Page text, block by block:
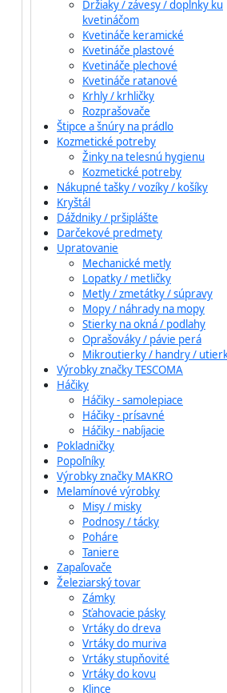
Držiaky / závesy / doplnky ku
kvetináčom
Kvetináče keramické
Kvetináče plastové
Kvetináče plechové
Kvetináče ratanové
Krhly / krhličky
Rozprašovače
Štipce a šnúry na prádlo
Kozmetické potreby
Žinky na telesnú hygienu
Kozmetické potreby
Nákupné tašky / vozíky / košíky
Kryštál
Dáždniky / pršiplášte
Darčekové predmety
Upratovanie
Mechanické metly
Lopatky / metličky
Metly / zmetátky / súpravy
Mopy / náhrady na mopy
Stierky na okná / podlahy
Oprašováky / pávie perá
Mikroutierky / handry /
Výrobky značky TESCOMA
Háčiky
Háčiky - samolepiace
Háčiky - prísavné
Háčiky - nabíjacie
Pokladničky
Popoľníky
Výrobky značky MAKRO
Melamínové výrobky
Misy / misky
Podnosy / tácky
Poháre
Taniere
Zapaľovače
Železiarský tovar
Zámky
Sťahovacie pásky
Vrtáky do dreva
Vrtáky do muriva
Vrtáky stupňovité
Vrtáky do kovu
Klince